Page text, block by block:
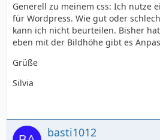
Generell zu meinem css: Ich nutze
für Wordpress. Wie gut oder
kann ich nicht beurteilen. Bisher
eben mit der Bildhöhe gibt es
Grüße
Silvia
basti1012